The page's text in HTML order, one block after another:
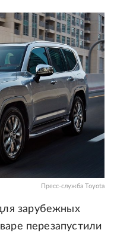
Пресс-служба Toyota
зарубежных
перезапустили